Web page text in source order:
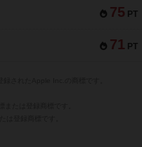
75 PT
71 PT